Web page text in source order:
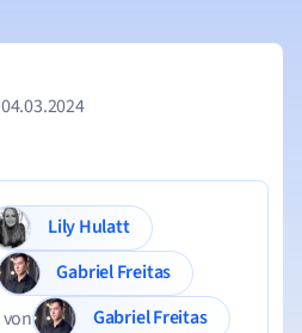
Lily Hulatt
Gabriel Freitas
Gabriel Freitas